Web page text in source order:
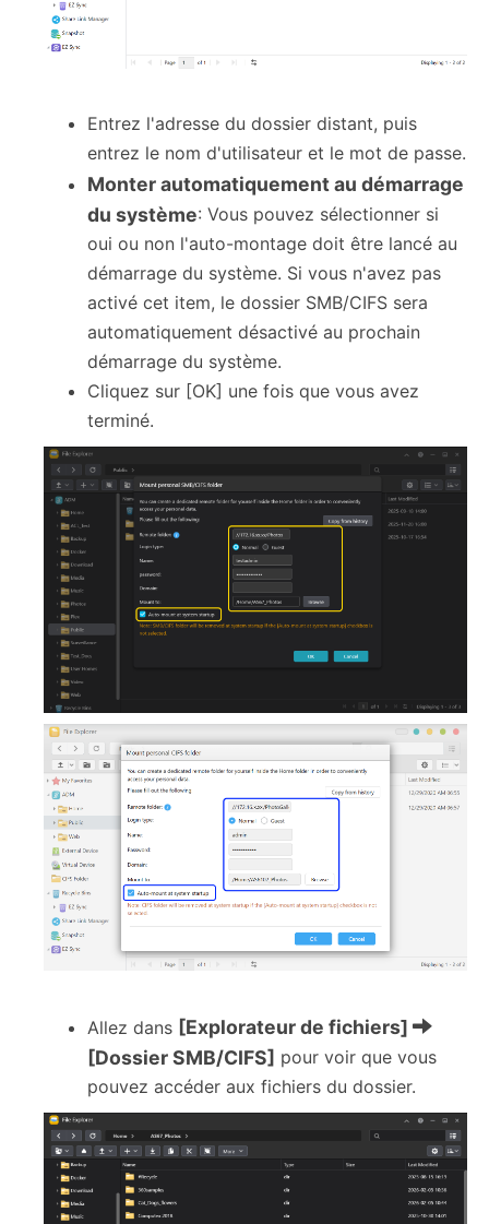
Entrez l'adresse du dossier distant, puis
entrez le nom d'utilisateur et le mot de passe.
Monter automatiquement au démarrage
du système: Vous pouvez sélectionner si
oui ou non l'auto-montage doit être lancé au
démarrage du système. Si vous n'avez pas
activé cet item, le dossier SMB/CIFS sera
automatiquement désactivé au prochain
démarrage du système.
Cliquez sur [OK] une fois que vous avez
terminé.
Allez dans [Explorateur de fichiers]
[Dossier SMB/CIFS] pour voir que vous
pouvez accéder aux fichiers du dossier.